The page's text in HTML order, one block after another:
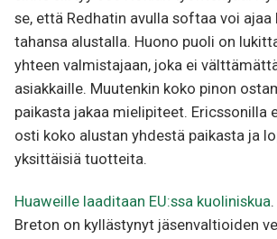
se, että Redhatin avulla softaa voi ajaa
tahansa alustalla. Huono puoli on
yhteen valmistajaan, joka ei
asiakkaille. Muutenkin koko pinon
paikasta jakaa mielipiteet. Ericssonilla
osti koko alustan yhdestä paikasta ja
yksittäisiä tuotteita.
Huaweille laaditaan EU:ssa kuoliniskua
Breton on kyllästynyt jäsenvaltioiden